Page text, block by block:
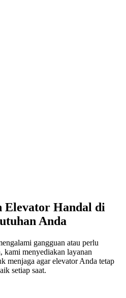
Elevator Handal di
Anda
gangguan atau perlu
kami menyediakan layanan
menjaga agar elevator Anda tetap
setiap saat.